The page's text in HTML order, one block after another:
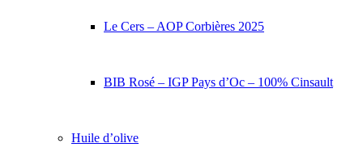
Le Cers – AOP Corbières 2025
BIB Rosé – IGP Pays d’Oc – 100% Cinsault
Huile d’olive